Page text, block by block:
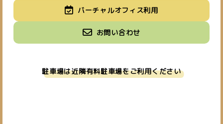
私たちについて
about us
space
バーチャルオフィス
virtual office
お知らせ
blog
バーチャルオフィス利用
お問い合わせ
駐車場は近隣有料駐車場をご利用ください